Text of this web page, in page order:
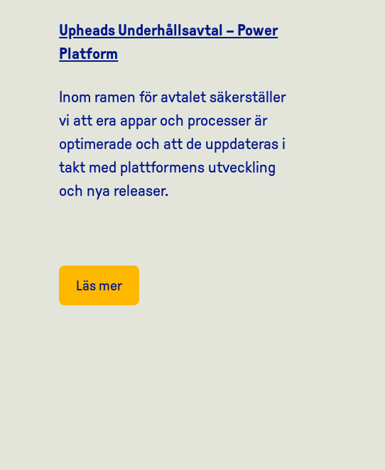
Upheads Underhållsavtal – Power
Platform
Inom ramen för avtalet säkerställer
vi att era appar och processer är
optimerade och att de uppdateras i
takt med plattformens utveckling
och nya releaser.
Läs mer